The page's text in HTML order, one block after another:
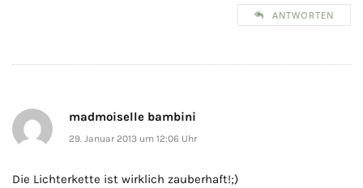
ANTWORTEN
madmoiselle bambini
29. Januar 2013 um 12:06 Uhr
Die Lichterkette ist wirklich zauberhaft!;)